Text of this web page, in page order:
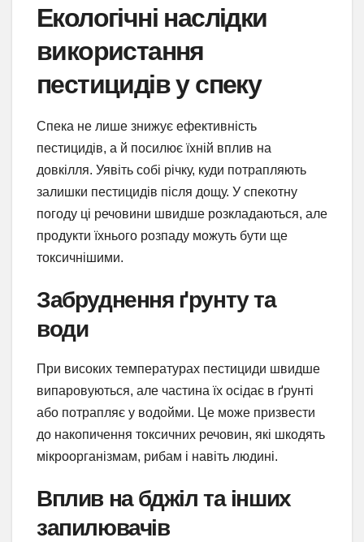
Екологічні наслідки
використання
пестицидів у спеку
Спека не лише знижує ефективність
пестицидів, а й посилює їхній вплив на
довкілля. Уявіть собі річку, куди потрапляють
залишки пестицидів після дощу. У спекотну
погоду ці речовини швидше розкладаються, але
продукти їхнього розпаду можуть бути ще
токсичнішими.
Забруднення ґрунту та
води
При високих температурах пестициди швидше
випаровуються, але частина їх осідає в ґрунті
або потрапляє у водойми. Це може призвести
до накопичення токсичних речовин, які шкодять
мікроорганізмам, рибам і навіть людині.
Вплив на бджіл та інших
запилювачів